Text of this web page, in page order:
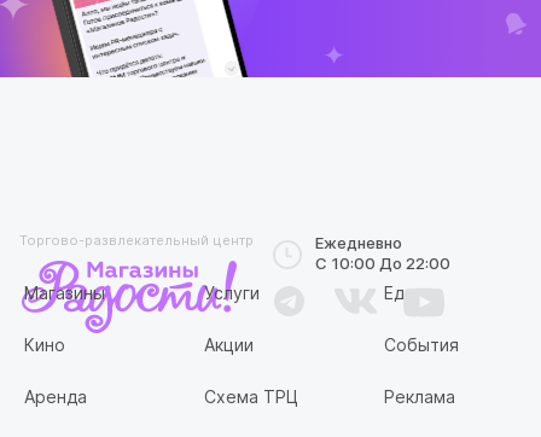
Магазины Услуги Еда
Кино Акции События
Аренда Схема ТРЦ Реклама
Торгово-развлекательный центр
Ежедневно
С 10:00 До 22:00